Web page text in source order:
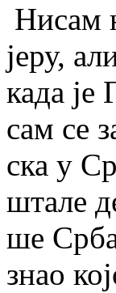
Ни­сам
је­ру,
ка­да је
сам се
ска у
шта­ле
ше
знао